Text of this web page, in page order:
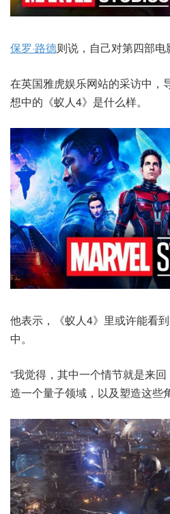
保罗·路德则说，自己对第四部电
在英国雅虎娱乐网站的采访中，
想中的《蚁人4》是什么样。
他表示，《蚁人4》里或许能看
中。
“我觉得，其中一个情节就是来
造一个量子领域，以及塑造这些